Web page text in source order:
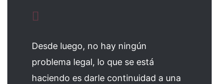
Desde luego, no hay ningún
problema legal, lo que se está
haciendo es darle continuidad a una